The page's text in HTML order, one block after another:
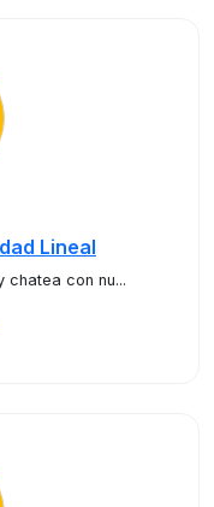
Lineal
chatea con nu...